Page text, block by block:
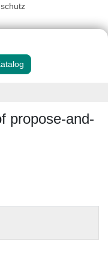
propose-and-